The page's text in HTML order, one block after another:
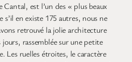
Cantal, est l’un des « plus beaux
en existe 175 autres, nous ne
retrouvé la jolie architecture
rassemblée sur une petite
Les ruelles étroites, le caractère